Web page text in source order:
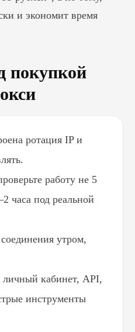
и экономит время
покупкой
ротация IP и
работу не 5
часа под реальной
утром,
личный кабинет, API,
инструменты